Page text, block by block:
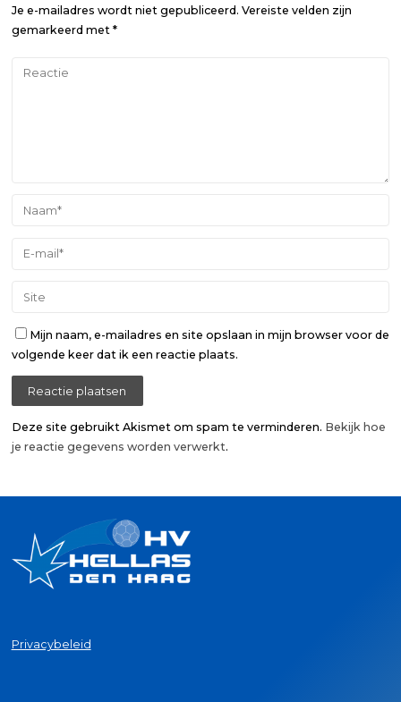
Je e-mailadres wordt niet gepubliceerd. Vereiste velden zijn
gemarkeerd met *
Mijn naam, e-mailadres en site opslaan in mijn browser voor de
volgende keer dat ik een reactie plaats.
Deze site gebruikt Akismet om spam te verminderen. Bekijk hoe
je reactie gegevens worden verwerkt.
Privacybeleid